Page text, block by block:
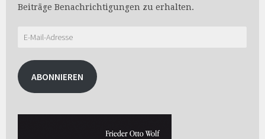
Beiträge Benachrichtigungen zu erhalten.
E-
Adresse
ABONNIEREN